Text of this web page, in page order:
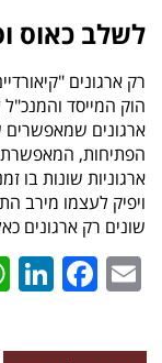
לשלב כאוס
רק ארגונים
הוק המייסד
ארגונים שמאפשרים
הפתיחות,
ארגוניות שונות בו
ויפיק לעצמו מירב
שונים רק ארגונים
Email